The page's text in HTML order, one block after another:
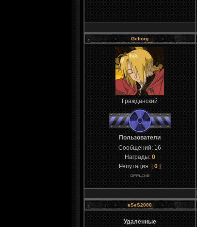
Geliorg
Гражданский
Пользователи
Сообщений: 16
Награды: 0
Репутация: [0 ]
eSeS2000
Удаленные